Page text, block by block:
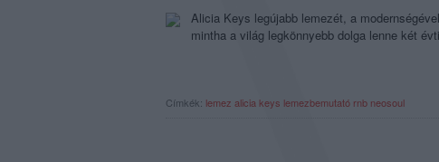
Alicia Keys legújabb lemezét, a
mintha a világ legkönnyebb dolga lenne két
Címkék: lemez alicia keys lemezbemutató rnb neosoul